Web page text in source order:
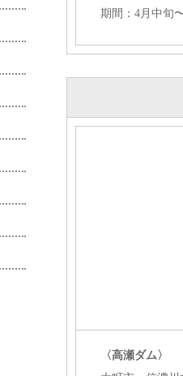
期間：4月中旬
〈高瀬ダム〉